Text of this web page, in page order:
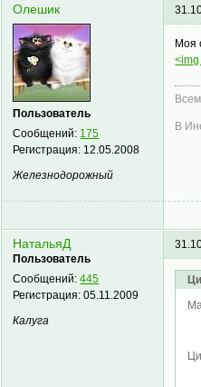
Олешик
Пользователь
Сообщений: 175
Регистрация: 12.05.2008
Железнодорожный
Моя
В
НатальяД
Пользователь
Сообщений:445
Регистрация:05.11.2009
Калуга